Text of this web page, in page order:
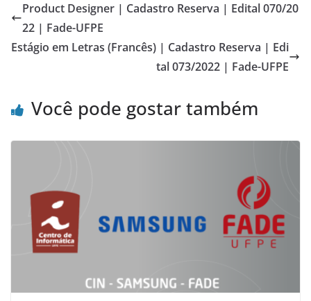
Product Designer | Cadastro Reserva | Edital 070/20
22 | Fade-UFPE
Estágio em Letras (Francês) | Cadastro Reserva | Edi
tal 073/2022 | Fade-UFPE
Você pode gostar também